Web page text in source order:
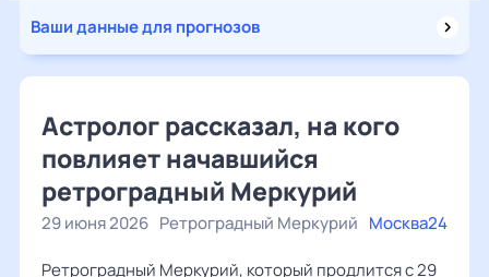
Ваши данные для прогнозов
Астролог рассказал, на кого
повлияет начавшийся
ретроградный Меркурий
29 июня 2026 Ретроградный Меркурий Москва24
Ретроградный Меркурий, который продлится с 29